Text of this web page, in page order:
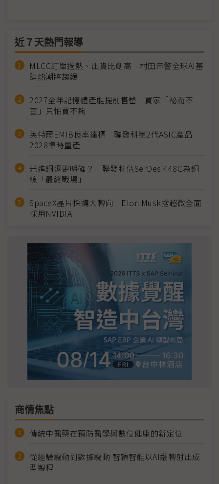
近７天熱門報導
MLCC訂單過熱、出貨比創高 村田示警全球AI基
建熱潮將趨緩
2027全年記憶體產能提前售罄 買家「祕而不
宣」只怕買不夠
英特爾EMIB良率達標 聯發科第2代ASIC產品
2028準時量產
光進銅退更明確？ 聯發科估SerDes 448G為銅
線「最終戰場」
SpaceX晶片採購大轉向 Elon Musk捨超微全面
採用NVIDIA
商情焦點
傳統中醫藥在預防醫學與數位健康的新定位
從經驗驅動到數據驅動 智穎智能以AI翻轉射出成
型製程